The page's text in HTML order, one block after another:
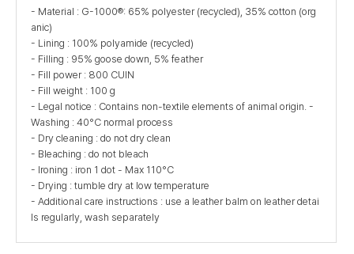
- Material : G-1000®: 65% polyester (recycled), 35% cotton (org
anic)
- Lining : 100% polyamide (recycled)
- Filling : 95% goose down, 5% feather
- Fill power : 800 CUIN
- Fill weight : 100 g
- Legal notice : Contains non-textile elements of animal origin. -
Washing : 40°C normal process
- Dry cleaning : do not dry clean
- Bleaching : do not bleach
- Ironing : iron 1 dot - Max 110°C
- Drying : tumble dry at low temperature
- Additional care instructions : use a leather balm on leather detai
ls regularly, wash separately